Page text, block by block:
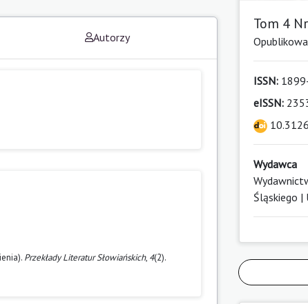
Autorzy
Przekłady Literatur Słowiańskich, 4(2).
Tom 4
ISSN:
eISSN:
Wydawca
Śląskiego |